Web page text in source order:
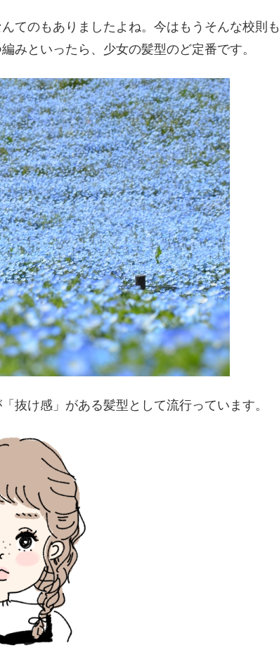
てのもありましたよね。今はもうそんな校則も
みといったら、少女の髪型のど定番です。
抜け感」がある髪型として流行っています。